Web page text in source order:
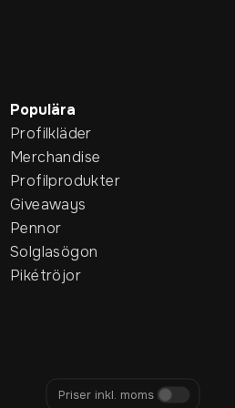
Populära
Profilkläder
Merchandise
Profilprodukter
Giveaways
Pennor
Solglasögon
Pikétröjor
Priser inkl. moms